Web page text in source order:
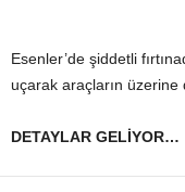
Esenler’de şiddetli
uçarak araçların üzerine
DETAYLAR GELİYOR…